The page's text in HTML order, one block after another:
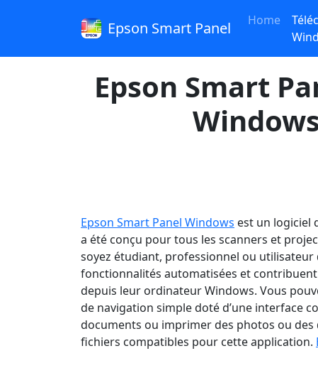
Epson Smart Panel Home
Epson Smart
Epson Smart Panel Windows est un logiciel
a été conçu pour tous les scanners et
soyez étudiant, professionnel ou
fonctionnalités automatisées et
depuis leur ordinateur Windows. Vous
de navigation simple doté d’une interface
documents ou imprimer des photos ou des
fichiers compatibles pour cette application.